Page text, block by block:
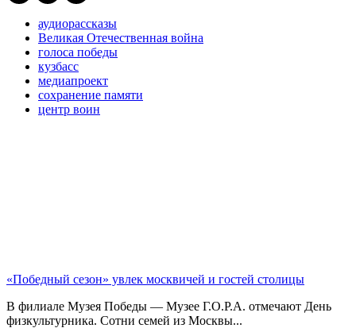
аудиорассказы
Великая Отечественная война
голоса победы
кузбасс
медиапроект
сохранение памяти
центр воин
«Победный сезон» увлек москвичей и гостей столицы
В филиале Музея Победы — Музее Г.О.Р.А. отмечают День
физкультурника. Сотни семей из Москвы...